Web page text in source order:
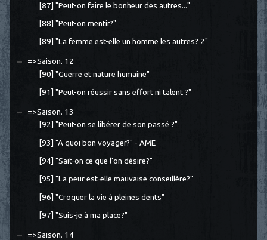
[87] "Peut-on faire le bonheur des autres..."
[88] "Peut-on mentir?"
[89] "La femme est-elle un homme les autres? 2"
=>Saison. 12
[90] "Guerre et nature humaine"
[91] "Peut-on réussir sans effort ni talent ?"
=>Saison. 13
[92] "Peut-on se libérer de son passé ?"
[93] "A quoi bon voyager?" - AME
[94] "Sait-on ce que l'on désire?"
[95] "La peur est-elle mauvaise conseillère?"
[96] "Croquer la vie à pleines dents"
[97] "Suis-je à ma place?"
=>Saison. 14